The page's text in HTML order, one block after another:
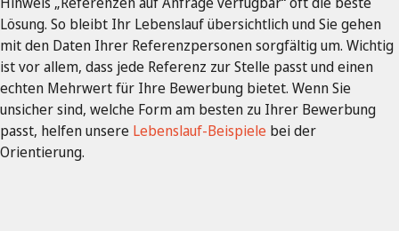
Lösung. So bleibt Ihr Lebenslauf übersichtlich und Sie gehen
mit den Daten Ihrer Referenzpersonen sorgfältig um. Wichtig
ist vor allem, dass jede Referenz zur Stelle passt und einen
echten Mehrwert für Ihre Bewerbung bietet. Wenn Sie
unsicher sind, welche Form am besten zu Ihrer Bewerbung
passt, helfen unsere Lebenslauf-Beispiele bei der
Orientierung.